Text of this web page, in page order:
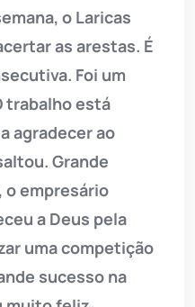
o Laricas
as arestas. É
Foi um
trabalho está
agradecer ao
Grande
o empresário
a Deus pela
uma competição
sucesso na